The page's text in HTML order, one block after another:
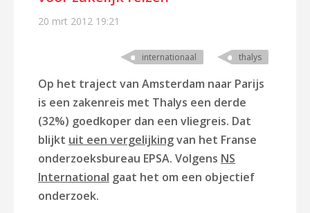
20 mrt 2012 19:21
internationaal thalys
Op het traject van Amsterdam naar Parijs
is een zakenreis met Thalys een derde
(32%) goedkoper dan een vliegreis. Dat
blijkt uit een vergelijkingvan het Franse
onderzoeksbureau EPSA. Volgens NS
International gaat het om een objectief
onderzoek.